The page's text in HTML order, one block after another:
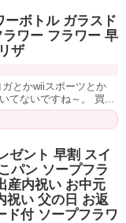
ボトル ガラスド
ワー フラワー 早
ザ
とかwiiスポーツとか
てないですね～。 買...
ゼント 早割 スイ
パン ソープフラ
産内祝い お中元
祝い 父の日 お返
ド付 ソープフラワ